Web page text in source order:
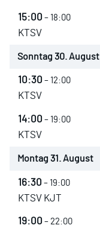
15:00 – 18:00
KTSV
Sonntag 30. August
10:30 – 12:00
KTSV
14:00 – 19:00
KTSV
Montag 31. August
16:30 – 19:00
KTSV KJT
19:00 – 22:00